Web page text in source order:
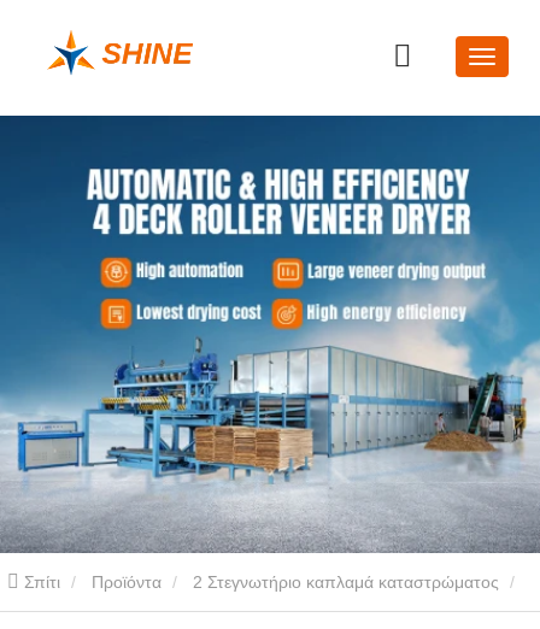
Σπίτι Προϊόντα 2 Στεγνωτήριο καπλαμά καταστρώματος